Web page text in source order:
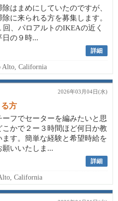
はまめにしていたのですが、
に来られる方を募集します。
、パロアルトのIKEAの近く
の９時...
詳細
Alto, California
2026年03月04日(水)
方
フでセーターを編みたいと思
かで２ー３時間ほど何日か教
す。簡単な経験と希望時給を
いいたしま...
詳細
California